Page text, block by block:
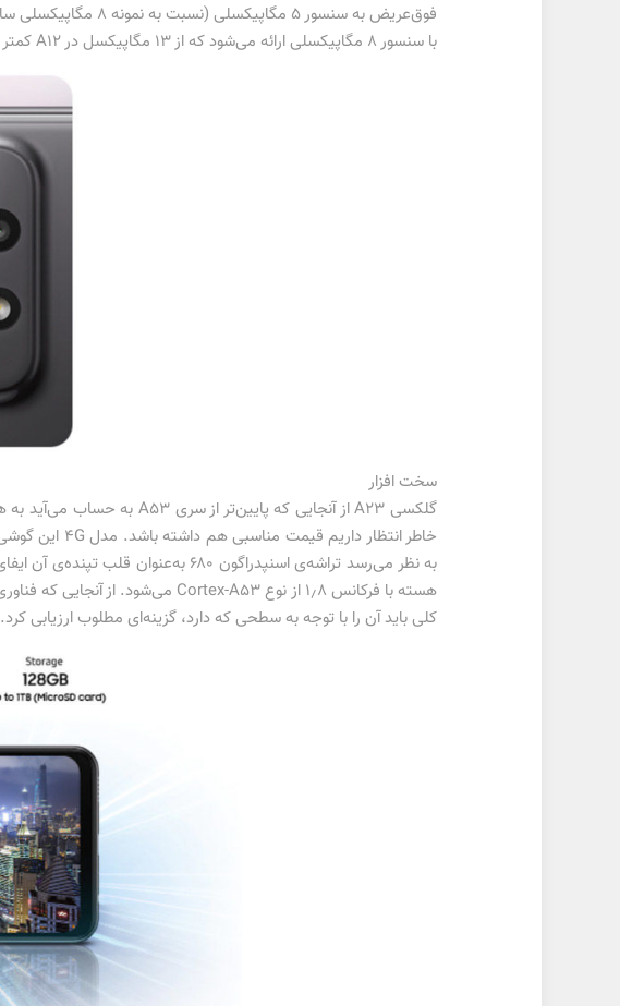
با سنسور 8 مگاپیکسلی ارائه می‌شود که از 13 مگاپیکسل در A12 کمتر است.
سخت افزار
کلی باید آن را با توجه به سطحی که دارد، گزینه‌ای مطلوب ارزیابی کرد.